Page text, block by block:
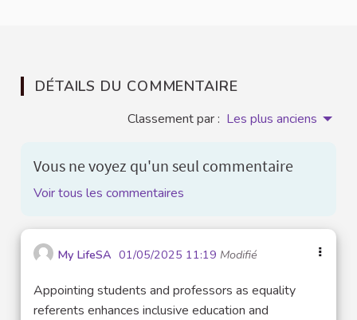
DÉTAILS DU COMMENTAIRE
Classement par : Les plus anciens
Vous ne voyez qu'un seul commentaire
Voir tous les commentaires
My LifeSA 01/05/2025 11:19 Modifié
Appointing students and professors as equality
referents enhances inclusive education and